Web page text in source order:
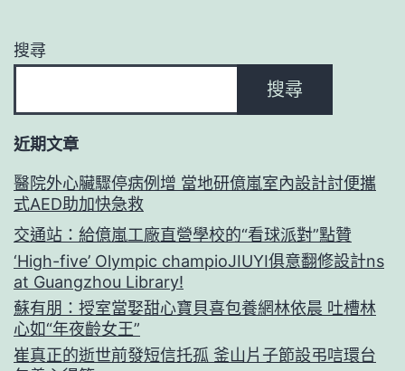
搜尋
搜尋
近期文章
醫院外心臟驟停病例增 當地研億嵐室內設計討便攜
式AED助加快急救
交通站：給億嵐工廠直營學校的“看球派對”點贊
‘High-five’ Olympic champioJIUYI俱意翻修設計ns
at Guangzhou Library!
蘇有朋：授室當娶甜心寶貝喜包養網林依晨 吐槽林
心如“年夜齡女王”
崔真正的逝世前發短信托孤 釜山片子節設弔唁環台